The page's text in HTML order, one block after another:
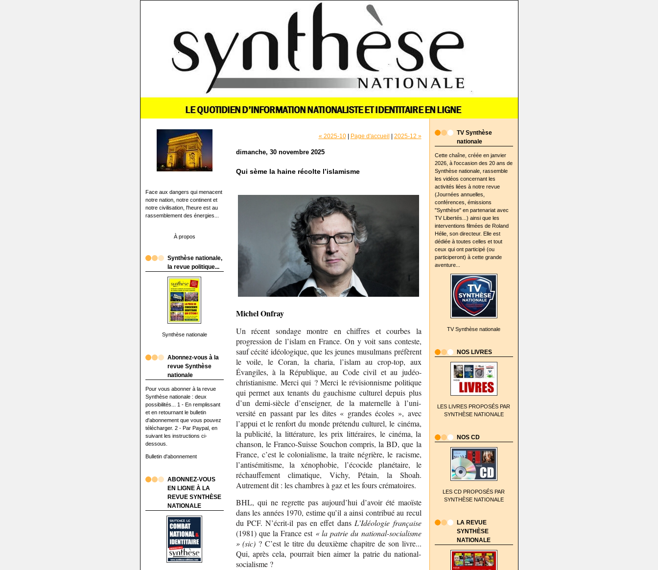
Face aux dangers qui menacent
notre nation, notre continent et
notre civilisation, l'heure est au
rassemblement des énergies...
À propos
Synthèse nationale,
la revue politique...
Synthèse nationale
Abonnez-vous à la
revue Synthèse
nationale
Pour vous abonner à la revue
Synthèse nationale : deux
possibilités... 1 - En remplissant
et en retournant le bulletin
d'abonnement que vous pouvez
télécharger. 2 - Par Paypal, en
suivant les instructions ci-
dessous.
Bulletin d'abonnement
ABONNEZ-VOUS
EN LIGNE À LA
REVUE SYNTHÈSE
NATIONALE
TV Synthèse
nationale
Cette chaîne, créée en janvier
2026, à l'occasion des 20 ans de
Synthèse nationale, rassemble
les vidéos concernant les
activités liées à notre revue
(Journées annuelles,
conférences, émissions
"Synthèse" en partenariat avec
TV Libertés...) ainsi que les
interventions filmées de Roland
Hélie, son directeur. Elle est
dédiée à toutes celles et tout
ceux qui ont participé (ou
participeront) à cette grande
aventure...
TV Synthèse nationale
NOS LIVRES
LES LIVRES PROPOSÉS PAR
SYNTHÈSE NATIONALE
NOS CD
LES CD PROPOSÉS PAR
SYNTHÈSE NATIONALE
LA REVUE
SYNTHÈSE
NATIONALE
« 2025-10| Page d'accueil | 2025-12 »
dimanche, 30 novembre 2025
Qui sème la haine récolte l’islamisme
Michel Onfray
Un récent sondage montre en chiffres et courbes la
progression de l’islam en France. On y voit sans conteste,
sauf cécité idéologique, que les jeunes musulmans préfèrent
le voile, le Coran, la charia, l’islam au crop-top, aux
Évangiles, à la République, au Code civil et au judéo-
christianisme. Merci qui ? Merci le révisionnisme politique
qui permet aux tenants du gauchisme culturel depuis plus
d’un demi-siècle d’enseigner, de la maternelle à l’uni-
versité en passant par les dites « grandes écoles », avec
l’appui et le renfort du monde prétendu culturel, le cinéma,
la publicité, la littérature, les prix littéraires, le cinéma, la
chanson, le Franco-Suisse Souchon compris, la BD, que la
France, c’est le colonialisme, la traite négrière, le racisme,
l’antisémitisme, la xénophobie, l’écocide planétaire, le
réchauffement climatique, Vichy, Pétain, la Shoah.
Autrement dit : les chambres à gaz et les fours crématoires.
BHL, qui ne regrette pas aujourd’hui d’avoir été maoïste
dans les années 1970, estime qu’il a ainsi contribué au recul
du PCF. N’écrit-il pas en effet dansL’Idéologie française
(1981) que la France est « la patrie du national-socialisme
» (sic) ? C’est le titre du deuxième chapitre de son livre...
Qui, après cela, pourrait bien aimer la patrie du national-
socialisme ?